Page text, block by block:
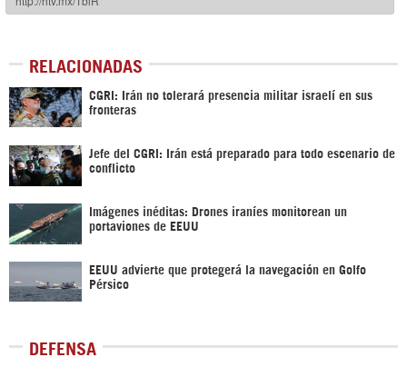
RELACIONADAS
CGRI: Irán no tolerará presencia militar israelí en sus
fronteras
Jefe del CGRI: Irán está preparado para todo escenario de
conflicto
Imágenes inéditas: Drones iraníes monitorean un
portaviones de EEUU
EEUU advierte que protegerá la navegación en Golfo
Pérsico
DEFENSA